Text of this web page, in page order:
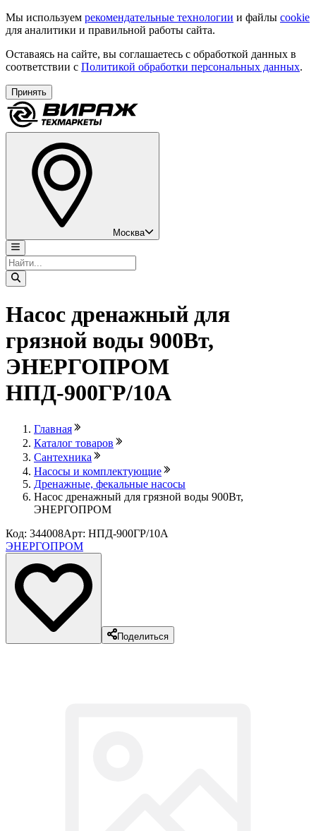
Мы используем рекомендательные технологии и файлы cookie
для аналитики и правильной работы сайта.
Оставаясь на сайте, вы соглашаетесь с обработкой данных в
соответствии с Политикой обработки персональных данных.
Принять
Москва
Насос дренажный для
грязной воды 900Вт,
ЭНЕРГОПРОМ
НПД-900ГР/10А
Главная
Каталог товаров
Сантехника
Насосы и комплектующие
Дренажные, фекальные насосы
Насос дренажный для грязной воды 900Вт,
ЭНЕРГОПРОМ
Код: 344008Арт: НПД-900ГР/10А
ЭНЕРГОПРОМ
Поделиться